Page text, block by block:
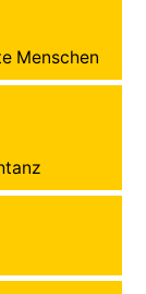
Menschen